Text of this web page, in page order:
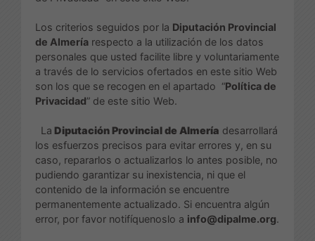
Los criterios seguidos por la Diputación Provincial
de Almería respecto a la utilización de los datos
personales que usted facilite libre y voluntariamente
a través de lo servicios ofertados en este sitio Web
son los que se recogen en el apartado “Política de
Privacidad” de este sitio Web.
La Diputación Provincial de Almería desarrollará
los esfuerzos precisos para evitar errores y, en su
caso, repararlos o actualizarlos lo antes posible, no
pudiendo garantizar su inexistencia, ni que el
contenido de la información se encuentre
permanentemente actualizado. Si encuentra algún
error, por favor notifíquenoslo a info@dipalme.org.